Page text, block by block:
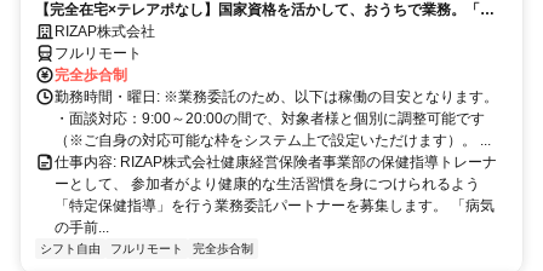
【完全在宅×テレアポなし】国家資格を活かして、おうちで業務。「も
う一つの安心」を。主婦・Wワーカー活躍中！「平日の日中だけ」「夕
方以降の数時間だけ」など、生活リズムに合わせた時間調整が可能で
す。1件ごとの成果報酬型だから、頑張った分だけ手応えのある収入
に。充実のサポート体制で、安心の在宅ワークを始めませんか？
RIZAP株式会社
フルリモート
完全歩合制
勤務時間・曜日: ※業務委託のため、以下は稼働の目安となります。
・面談対応：9:00～20:00の間で、対象者様と個別に調整可能です
（※ご自身の対応可能な枠をシステム上で設定いただけます）。 ...
仕事内容: RIZAP株式会社健康経営保険者事業部の保健指導トレーナ
ーとして、 参加者がより健康的な生活習慣を身につけられるよう
「特定保健指導」を行う業務委託パートナーを募集します。 「病気
の手前...
シフト自由 フルリモート 完全歩合制